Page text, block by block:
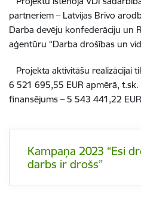
partneriem – Latvijas Brīvo
Darba devēju konfederāciju un
aģentūru “Darba drošības un
Projekta aktivitāšu realizācijai
6 521 695,55 EUR apmērā,
finansējums – 5 543 441,22
Kampaņa 2023 “Esi
darbs ir drošs”